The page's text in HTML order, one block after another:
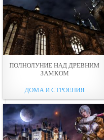
ПОЛНОЛУНИЕ НАД ДРЕВНИМ
ЗАМКОМ
ДОМА И СТРОЕНИЯ